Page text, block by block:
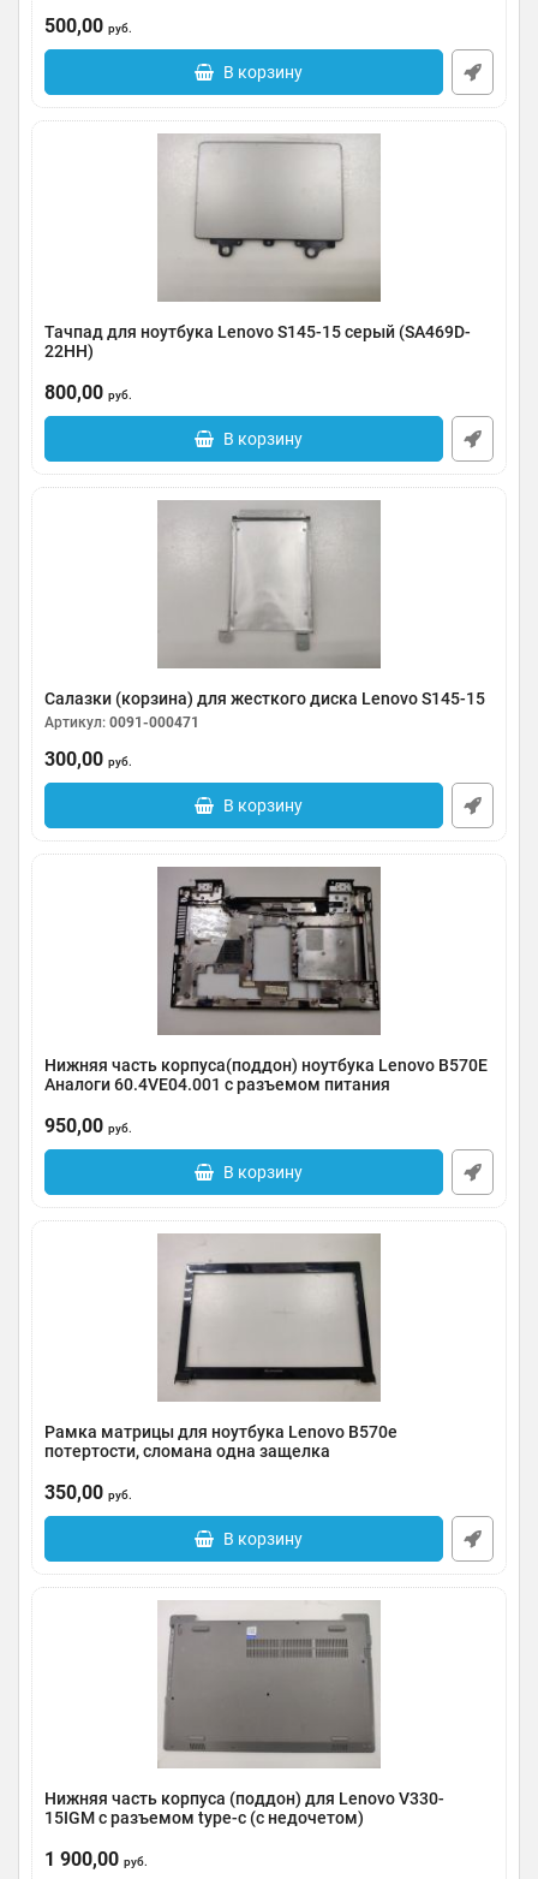
500,00 руб.
В корзину
Тачпад для ноутбука Lenovo S145-15 серый (SA469D-
22HH)
800,00 руб.
В корзину
Салазки (корзина) для жесткого диска Lenovo S145-15
Артикул: 0091-000471
300,00 руб.
В корзину
Нижняя часть корпуса(поддон) ноутбука Lenovo B570E
Аналоги 60.4VE04.001 с разъемом питания
950,00 руб.
В корзину
Рамка матрицы для ноутбука Lenovo B570e
потертости, сломана одна защелка
350,00 руб.
В корзину
Нижняя часть корпуса (поддон) для Lenovo V330-
15IGM с разъемом type-c (с недочетом)
1 900,00 руб.